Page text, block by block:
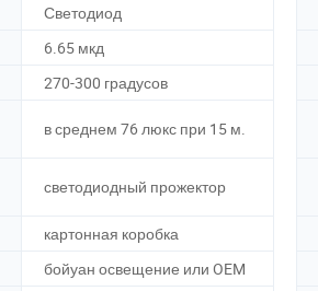
Светодиод
6.65 мкд
270-300 градусов
в среднем 76 люкс при 15 м.
светодиодный прожектор
картонная коробка
бойуан освещение или OEM